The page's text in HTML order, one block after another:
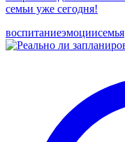
семьи уже сегодня!
воспитаниеэмоциисемья